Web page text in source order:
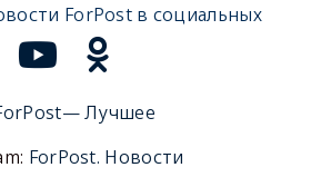
ForPost в социальных
Лучшее
ForPost. Новости